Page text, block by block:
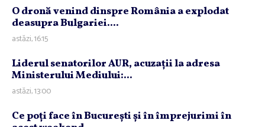
O dronă venind dinspre România a explodat
deasupra Bulgariei....
astăzi, 16:15
Liderul senatorilor AUR, acuzaţii la adresa
Ministerului Mediului:...
astăzi, 13:00
Ce poţi face în Bucureşti şi în împrejurimi în